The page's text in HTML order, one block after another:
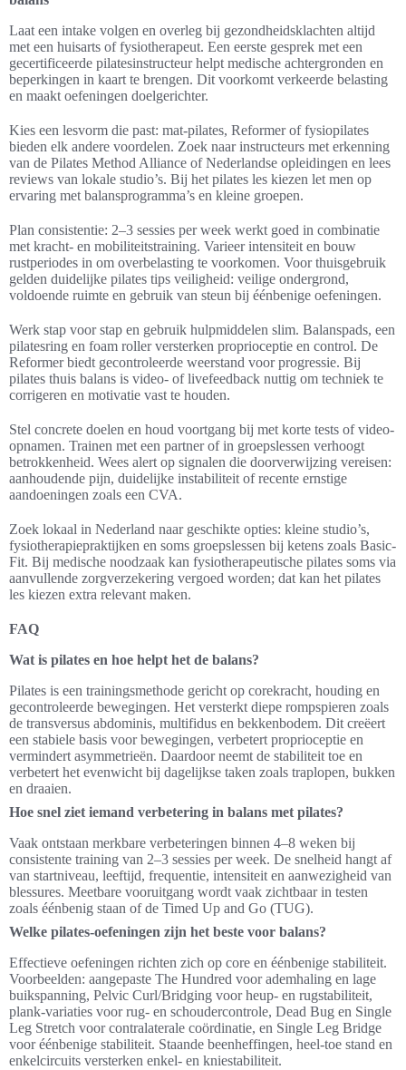
Laat een intake volgen en overleg bij gezondheidsklachten altijd
met een huisarts of fysiotherapeut. Een eerste gesprek met een
gecertificeerde pilatesinstructeur helpt medische achtergronden en
beperkingen in kaart te brengen. Dit voorkomt verkeerde belasting
en maakt oefeningen doelgerichter.
Kies een lesvorm die past: mat-pilates, Reformer of fysiopilates
bieden elk andere voordelen. Zoek naar instructeurs met erkenning
van de Pilates Method Alliance of Nederlandse opleidingen en lees
reviews van lokale studio’s. Bij het pilates les kiezen let men op
ervaring met balansprogramma’s en kleine groepen.
Plan consistentie: 2–3 sessies per week werkt goed in combinatie
met kracht- en mobiliteitstraining. Varieer intensiteit en bouw
rustperiodes in om overbelasting te voorkomen. Voor thuisgebruik
gelden duidelijke pilates tips veiligheid: veilige ondergrond,
voldoende ruimte en gebruik van steun bij éénbenige oefeningen.
Werk stap voor stap en gebruik hulpmiddelen slim. Balanspads, een
pilatesring en foam roller versterken proprioceptie en control. De
Reformer biedt gecontroleerde weerstand voor progressie. Bij
pilates thuis balans is video- of livefeedback nuttig om techniek te
corrigeren en motivatie vast te houden.
Stel concrete doelen en houd voortgang bij met korte tests of video-
opnamen. Trainen met een partner of in groepslessen verhoogt
betrokkenheid. Wees alert op signalen die doorverwijzing vereisen:
aanhoudende pijn, duidelijke instabiliteit of recente ernstige
aandoeningen zoals een CVA.
Zoek lokaal in Nederland naar geschikte opties: kleine studio’s,
fysiotherapiepraktijken en soms groepslessen bij ketens zoals Basic-
Fit. Bij medische noodzaak kan fysiotherapeutische pilates soms via
aanvullende zorgverzekering vergoed worden; dat kan het pilates
les kiezen extra relevant maken.
FAQ
Wat is pilates en hoe helpt het de balans?
Pilates is een trainingsmethode gericht op corekracht, houding en
gecontroleerde bewegingen. Het versterkt diepe rompspieren zoals
de transversus abdominis, multifidus en bekkenbodem. Dit creëert
een stabiele basis voor bewegingen, verbetert proprioceptie en
vermindert asymmetrieën. Daardoor neemt de stabiliteit toe en
verbetert het evenwicht bij dagelijkse taken zoals traplopen, bukken
en draaien.
Hoe snel ziet iemand verbetering in balans met pilates?
Vaak ontstaan merkbare verbeteringen binnen 4–8 weken bij
consistente training van 2–3 sessies per week. De snelheid hangt af
van startniveau, leeftijd, frequentie, intensiteit en aanwezigheid van
blessures. Meetbare vooruitgang wordt vaak zichtbaar in testen
zoals éénbenig staan of de Timed Up and Go (TUG).
Welke pilates-oefeningen zijn het beste voor balans?
Effectieve oefeningen richten zich op core en éénbenige stabiliteit.
Voorbeelden: aangepaste The Hundred voor ademhaling en lage
buikspanning, Pelvic Curl/Bridging voor heup- en rugstabiliteit,
plank-variaties voor rug- en schoudercontrole, Dead Bug en Single
Leg Stretch voor contralaterale coördinatie, en Single Leg Bridge
voor éénbenige stabiliteit. Staande beenheffingen, heel-toe stand en
enkelcircuits versterken enkel- en kniestabiliteit.